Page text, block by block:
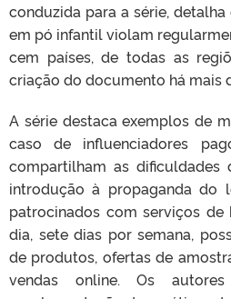
conduzida para a série,
em pó infantil violam
cem países, de todas as
criação do documento há mais
A série destaca exemplos de
caso de influenciadores
compartilham as dificuldades
introdução à propaganda do
patrocinados com serviços
dia, sete dias por semana,
de produtos, ofertas de
vendas online. Os